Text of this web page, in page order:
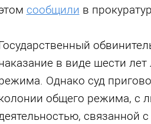
сообщили в
в виде шести
Однако суд
общего режима, с
связанной